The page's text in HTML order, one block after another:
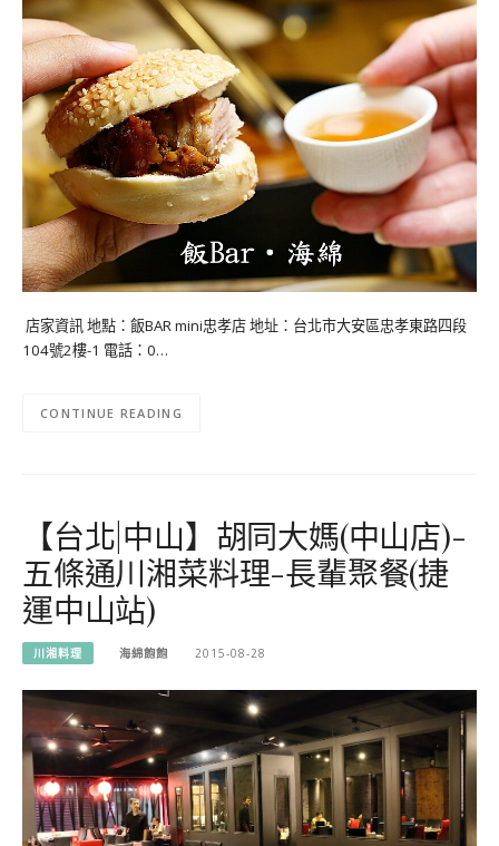
店家資訊 地點：飯BAR mini忠孝店 地址：台北市大安區忠孝東路四段
104號2樓-1 電話：0…
CONTINUE READING
【台北|中山】胡同大媽(中山店)-
五條通川湘菜料理-長輩聚餐(捷
運中山站)
川湘料理 海綿飽飽 2015-08-28